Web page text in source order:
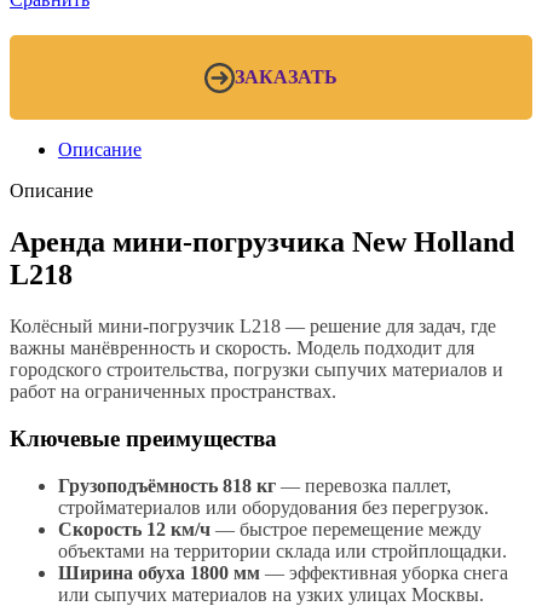
ЗАКАЗАТЬ
Описание
Описание
Аренда мини-погрузчика New Holland
L218
Колёсный мини-погрузчик L218 — решение для задач, где
важны манёвренность и скорость. Модель подходит для
городского строительства, погрузки сыпучих материалов и
работ на ограниченных пространствах.
Ключевые преимущества
Грузоподъёмность 818 кг — перевозка паллет,
стройматериалов или оборудования без перегрузок.
Скорость 12 км/ч — быстрое перемещение между
объектами на территории склада или стройплощадки.
Ширина обуха 1800 мм — эффективная уборка снега
или сыпучих материалов на узких улицах Москвы.